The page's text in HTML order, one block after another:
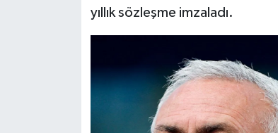
yıllık sözleşme imzaladı.